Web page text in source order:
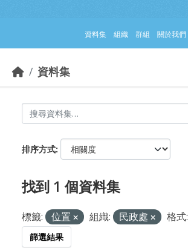
資料集 組織 群組 關於我們
資料集
排序方式
找到 1 個資料集
標籤: 位置 組織: 民政處 格式:
篩選結果